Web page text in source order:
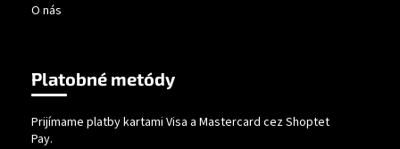
O nás
Platobné metódy
Prijímame platby kartami Visa a Mastercard cez Shoptet
Pay.